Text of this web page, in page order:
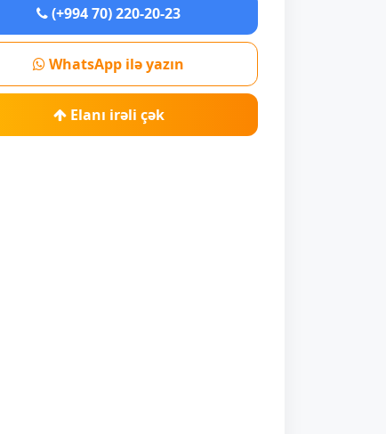
(+994 70) 220-20-23
WhatsApp ilə yazın
Elanı irəli çək